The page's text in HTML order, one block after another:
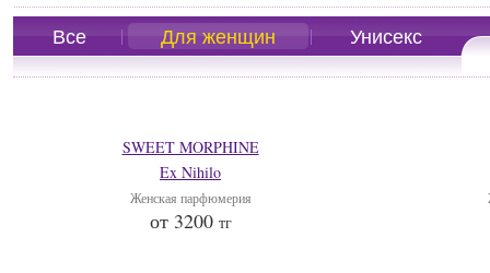
Все Для женщин Унисекс
SWEET MORPHINE
Ex Nihilo
Женская парфюмерия
от 3200 тг